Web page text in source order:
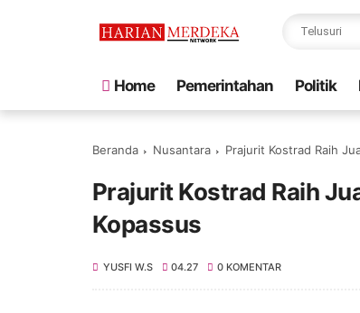
Home Pemerintahan Politik
Beranda Nusantara Prajurit Kostrad Raih
Prajurit Kostrad Raih
Kopassus
YUSFI W.S 04.27 0 KOMENTAR